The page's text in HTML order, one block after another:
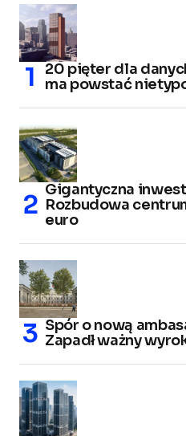
20 pięter dla
ma powstać
Gigantyczna
Rozbudowa
euro
Spór o nową
Zapadł ważny